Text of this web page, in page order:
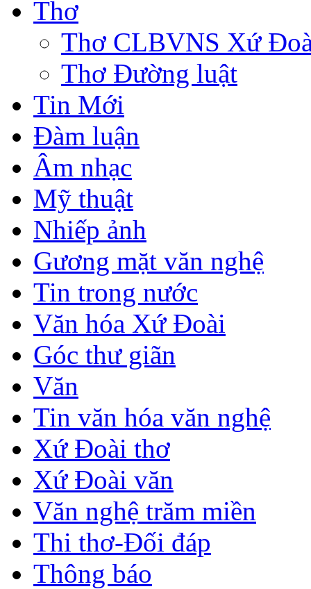
Thơ
Thơ CLBVNS Xứ
Thơ Đường luật
Tin Mới
Đàm luận
Âm nhạc
Mỹ thuật
Nhiếp ảnh
Gương mặt văn nghệ
Tin trong nước
Văn hóa Xứ Đoài
Góc thư giãn
Văn
Tin văn hóa văn nghệ
Xứ Đoài thơ
Xứ Đoài văn
Văn nghệ trăm miền
Thi thơ-Đối đáp
Thông báo